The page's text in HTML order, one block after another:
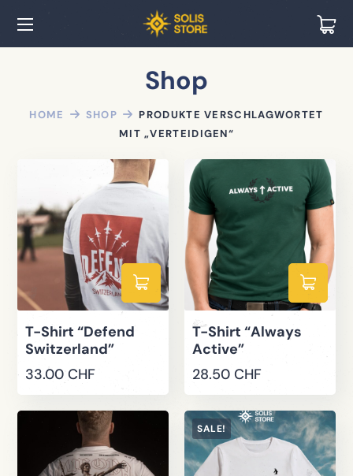
Shop
HOME SHOP
PRODUKTE VERSCHLAGWORTET
MIT „VERTEIDIGEN“
T-Shirt “Defend
Switzerland”
33.00CHF
T-Shirt “Always
Active”
28.50 CHF
SALE!